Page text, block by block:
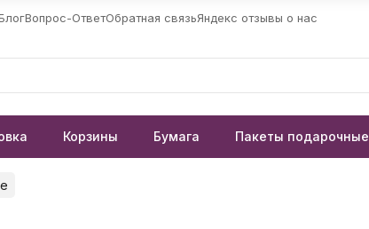
Вопрос-ОтветОбратная связьЯндекс отзывы о нас
Корзины Бумага Пакеты подарочные